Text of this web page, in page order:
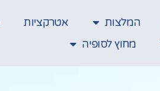
המלצות אטרקציות
מחוץ לסופיה